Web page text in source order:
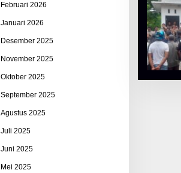
Februari 2026
Januari 2026
Desember 2025
November 2025
Oktober 2025
September 2025
Agustus 2025
Juli 2025
Juni 2025
Mei 2025